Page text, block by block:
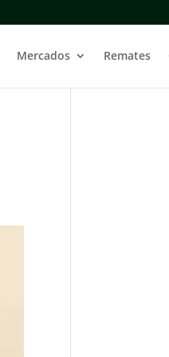
Mercados Remates